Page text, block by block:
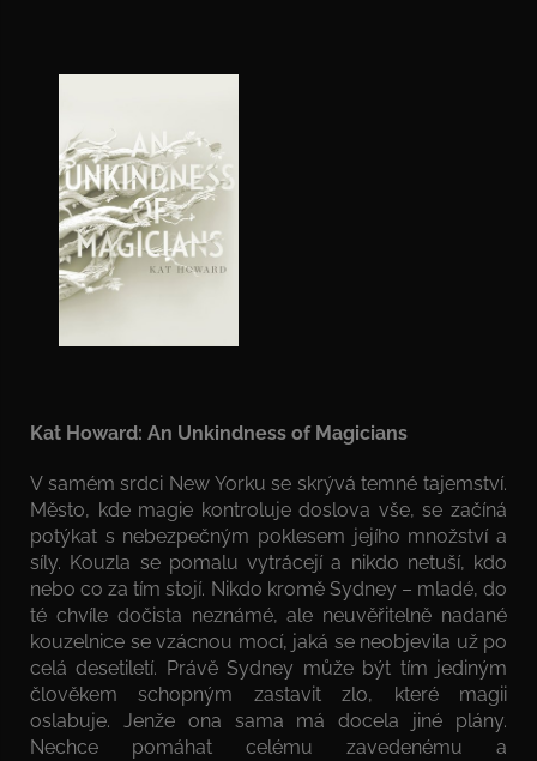
Kat Howard: An Unkindness of Magicians
V samém srdci New Yorku se skrývá temné tajemství.
Město, kde magie kontroluje doslova vše, se začíná
potýkat s nebezpečným poklesem jejího množství a
síly. Kouzla se pomalu vytrácejí a nikdo netuší, kdo
nebo co za tím stojí. Nikdo kromě Sydney – mladé, do
té chvíle dočista neznámé, ale neuvěřitelně nadané
kouzelnice se vzácnou mocí, jaká se neobjevila už po
celá desetiletí. Právě Sydney může být tím jediným
člověkem schopným zastavit zlo, které magii
oslabuje. Jenže ona sama má docela jiné plány.
Nechce pomáhat celému zavedenému a